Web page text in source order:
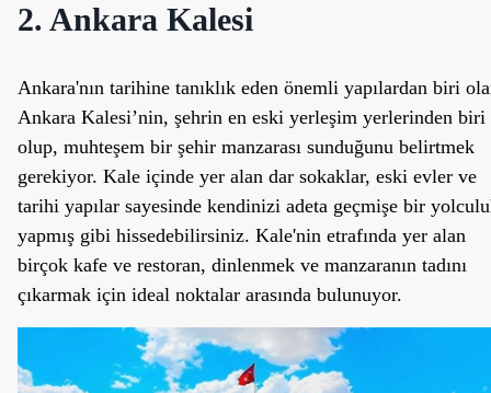
2. Ankara Kalesi
Ankara'nın tarihine tanıklık eden önemli yapılardan biri
Ankara Kalesi’nin, şehrin en eski yerleşim yerlerinden biri
olup, muhteşem bir şehir manzarası sunduğunu belirtmek
gerekiyor. Kale içinde yer alan dar sokaklar, eski evler ve
tarihi yapılar sayesinde kendinizi adeta geçmişe bir
yapmış gibi hissedebilirsiniz. Kale'nin etrafında yer alan
birçok kafe ve restoran, dinlenmek ve manzaranın tadını
çıkarmak için ideal noktalar arasında bulunuyor.